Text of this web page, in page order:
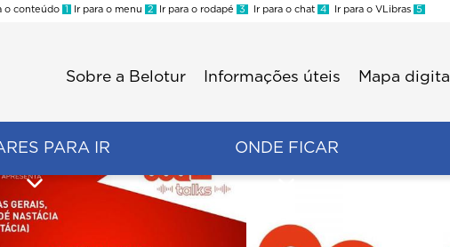
o conteúdo 1 Ir para o menu 2 Ir para o rodapé 3 Ir para o chat 4 Ir para o VLibras 5
Sobre a Belotur Informações úteis Mapa digital
PARA IR ONDE FICAR